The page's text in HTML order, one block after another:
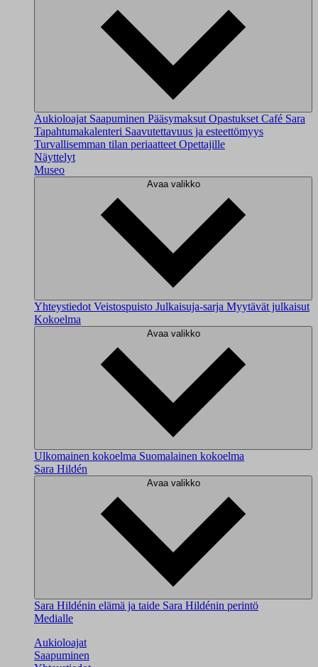
Aukioloajat Saapuminen Pääsymaksut Opastukset Café Sara
Tapahtumakalenteri Saavutettavuus ja esteettömyys
Turvallisemman tilan periaatteet Opettajille
Näyttelyt
Museo
Avaa valikko
Yhteystiedot Veistospuisto Julkaisuja-sarja Myytävät julkaisut
Kokoelma
Avaa valikko
Ulkomainen kokoelma Suomalainen kokoelma
Sara Hildén
Avaa valikko
Sara Hildénin elämä ja taide Sara Hildénin perintö
Medialle
Aukioloajat
Saapuminen